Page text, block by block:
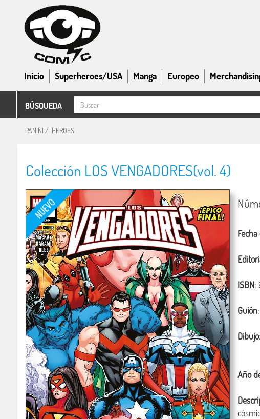
Inicio Superheroes/USA Manga Europeo
BÚSQUEDA
PANINI / HEROES
Colección LOS VENGADORES(vol. 4)
ISBN:
Guión
Dibujo:
Año